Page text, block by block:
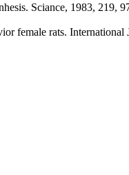
Sciance, 1983, 219,
female rats.